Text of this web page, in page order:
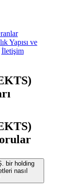
Yapısı ve
İletişim
bir holding
nasıl